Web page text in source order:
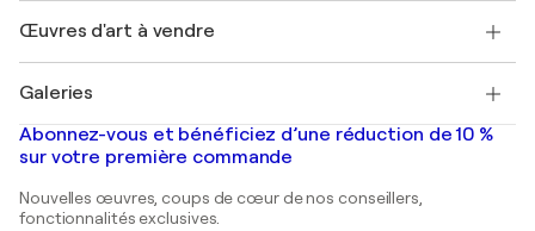
+33 1 76 44 06 42
Découvrez une sélection d'art original
Marc Chagall
Banksy
Mr. Brainwash
Shepard Fairey
Œuvres d'art à vendre
Tableaux abstraits à vendre
Peintures de paysage
Estampes
Peintures acryliques
Galeries
Galeries d'art en France
Galeries d'art en Belgique
Abonnez-vous et bénéficiez d’une réduction de 10 %
sur votre première commande
Nouvelles œuvres, coups de cœur de nos conseillers,
fonctionnalités exclusives.